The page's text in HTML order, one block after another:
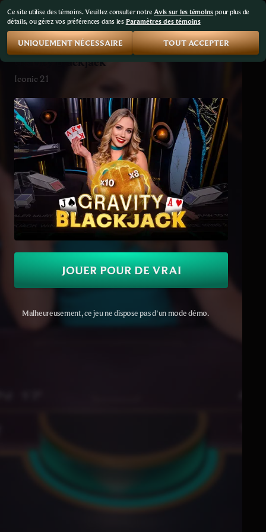
Gravity Blackjack
Iconic 21
JOUER POUR DE VRAI
Malheureusement, ce jeu ne dispose pas d'un mode démo.
Ce site utilise des témoins. Veuillez consulter notreAvis sur les témoins pour plus de
détails, ou gérez vos préférences dans les Paramètres des témoins
UNIQUEMENT NÉCESSAIRE TOUT ACCEPTER